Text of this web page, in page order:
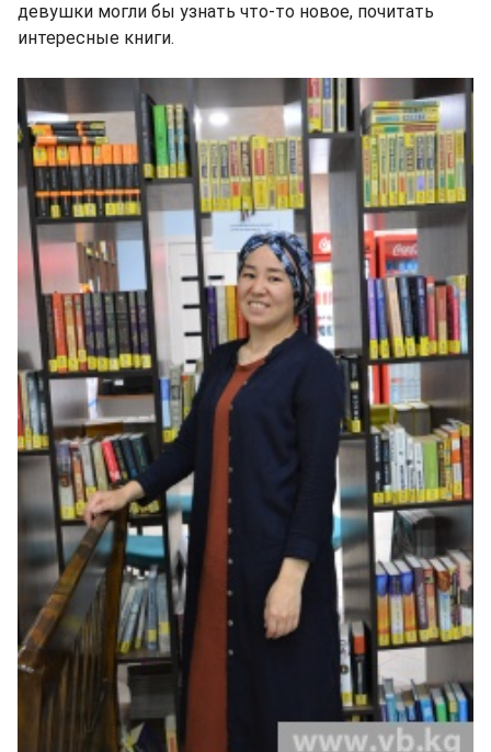
девушки могли бы узнать что-то новое, почитать
интересные книги.